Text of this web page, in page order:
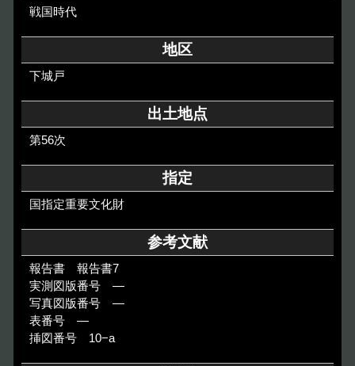
戦国時代
地区
下城戸
出土地点
第56次
指定
国指定重要文化財
参考文献
報告書 報告書7
実測図版番号 ―
写真図版番号 ―
表番号 ―
挿図番号 10−a